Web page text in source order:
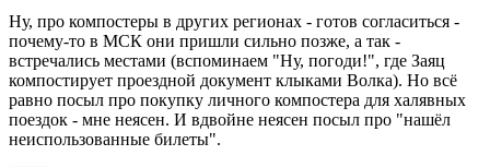
Ну, про компостеры в других регионах - готов согласиться -
почему-то в МСК они пришли сильно позже, а так -
встречались местами (вспоминаем "Ну, погоди!", где Заяц
компостирует проездной документ клыками Волка). Но всё
равно посыл про покупку личного компостера для халявных
поездок - мне неясен. И вдвойне неясен посыл про "нашёл
неиспользованные билеты".